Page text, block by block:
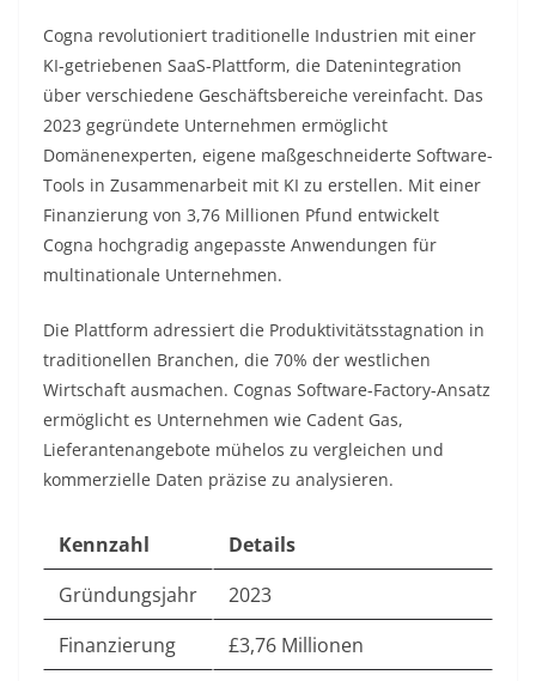
Cogna revolutioniert traditionelle Industrien mit einer
KI-getriebenen SaaS-Plattform, die Datenintegration
über verschiedene Geschäftsbereiche vereinfacht. Das
2023 gegründete Unternehmen ermöglicht
Domänenexperten, eigene maßgeschneiderte Software-
Tools in Zusammenarbeit mit KI zu erstellen. Mit einer
Finanzierung von 3,76 Millionen Pfund entwickelt
Cogna hochgradig angepasste Anwendungen für
multinationale Unternehmen.​
Die Plattform adressiert die Produktivitätsstagnation in
traditionellen Branchen, die 70% der westlichen
Wirtschaft ausmachen. Cognas Software-Factory-Ansatz
ermöglicht es Unternehmen wie Cadent Gas,
Lieferantenangebote mühelos zu vergleichen und
kommerzielle Daten präzise zu analysieren.​
Kennzahl
Details
Gründungsjahr
2023
Finanzierung
£3,76 Millionen